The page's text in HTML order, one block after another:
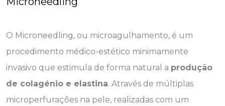
O Microneedling, ou microagulhamento, é um
procedimento médico-estético minimamente
invasivo que estimula de forma natural a produção
de colagénio e elastina. Através de múltiplas
microperfurações na pele, realizadas com um